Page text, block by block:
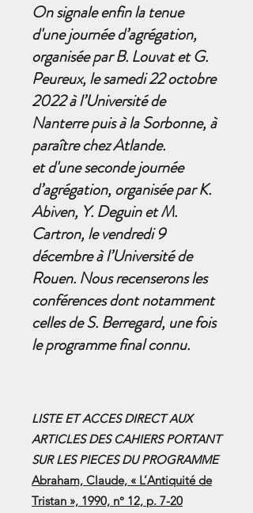
On signale enfin la tenue
d'une journée d’agrégation,
organisée par B. Louvat et G.
Peureux, le samedi 22 octobre
2022 à l’Université de
Nanterre puis à la Sorbonne, à
paraître chez Atlande.
et d'une seconde journée
d’agrégation, organisée par K.
Abiven, Y. Deguin et M.
Cartron, le vendredi 9
décembre à l’Université de
Rouen. Nous recenserons les
conférences dont notamment
celles de S. Berregard, une fois
le programme final connu.
LISTE ET ACCES DIRECT AUX
ARTICLES DES CAHIERS PORTANT
SUR LES PIECES DU PROGRAMME
Abraham, Claude, « L’Antiquité de
Tristan », 1990, n° 12, p. 7-20